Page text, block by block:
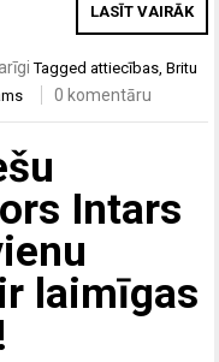
LASĪT VAIRĀK
Taggedattiecības,Britu
0 komentāru
Intars
laimīgas